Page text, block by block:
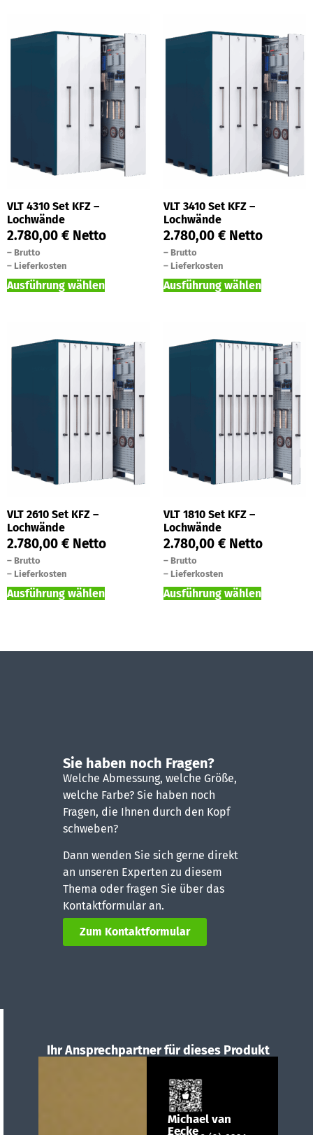
VLT 4310 Set KFZ –
Lochwände
2.780,00 € Netto
– Brutto
– Lieferkosten
Ausführung wählen
VLT 3410 Set KFZ –
Lochwände
2.780,00 € Netto
– Brutto
– Lieferkosten
Ausführung wählen
VLT 2610 Set KFZ –
Lochwände
2.780,00 € Netto
– Brutto
– Lieferkosten
Ausführung wählen
VLT 1810 Set KFZ –
Lochwände
2.780,00 € Netto
– Brutto
– Lieferkosten
Ausführung wählen
Sie haben noch Fragen?
Welche Abmessung, welche Größe,
welche Farbe? Sie haben noch
Fragen, die Ihnen durch den Kopf
schweben?
Dann wenden Sie sich gerne direkt
an unseren Experten zu diesem
Thema oder fragen Sie über das
Kontaktformular an.
Zum Kontaktformular
Ihr Ansprechpartner für dieses Produkt
Michael van
Eecke